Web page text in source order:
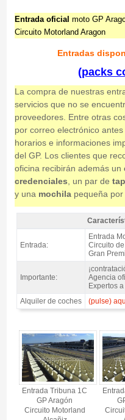
Entrada oficial moto GP
Circuito Motorland Aragon
Entradas
(packs
La compra de nuestras
servicios que no se
proveedores. Entre otras
por correo electrónico
horarios e informaciones
del GP. Los clientes que
oficina recibirán además un
credenciales , un par de
y una mochilapequeña por
Entrada MotoGP Tribuna 1C,
Entrada:
Entrada
Circuito
Gran
Importante:
Agencia
Expertos
Alquiler de coches
(pulse)
Entrada Tribuna 1C
GP Aragón
Circuito Motorland